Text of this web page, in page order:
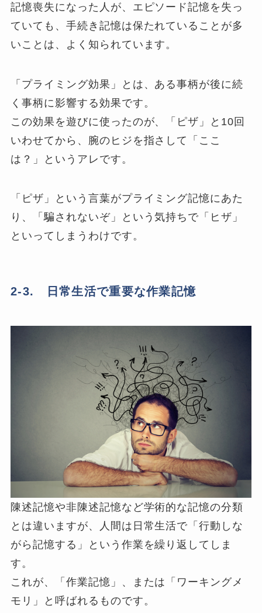
記憶喪失になった人が、エピソード記憶を失っ
ていても、手続き記憶は保たれていることが多
いことは、よく知られています。
「プライミング効果」とは、ある事柄が後に続
く事柄に影響する効果です。
この効果を遊びに使ったのが、「ピザ」と10回
いわせてから、腕のヒジを指さして「ここ
は？」というアレです。
「ピザ」という言葉がプライミング記憶にあた
り、「騙されないぞ」という気持ちで「ヒザ」
といってしまうわけです。
2-3. 日常生活で重要な作業記憶
陳述記憶や非陳述記憶など学術的な記憶の分類
とは違いますが、人間は日常生活で「行動しな
がら記憶する」という作業を繰り返してしま
す。
これが、「作業記憶」、または「ワーキングメ
モリ」と呼ばれるものです。